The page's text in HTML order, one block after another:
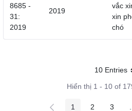
8685 -
31:
2019
2019
vắc
xin
chó
10 Entries
Mỗi
Hiển thị 1 - 10 of
1 2 3